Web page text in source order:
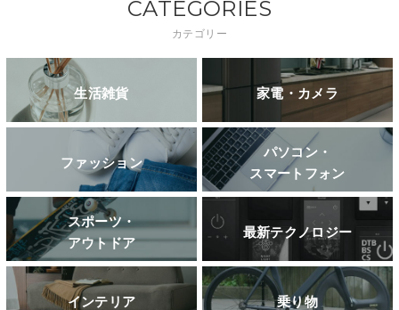
CATEGORIES
カテゴリー
生活雑貨 家電・カメラ
ファッション
パソコン・
スマートフォン
スポーツ・
アウトドア
最新テクノロジー
インテリア 乗り物